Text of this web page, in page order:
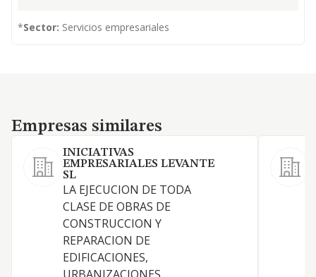
*Sector: Servicios empresariales
Empresas similares
Empresas similares
INICIATIVAS
EMPRESARIALES LEVANTE
SL
LA EJECUCION DE TODA
CLASE DE OBRAS DE
CONSTRUCCION Y
REPARACION DE
EDIFICACIONES,